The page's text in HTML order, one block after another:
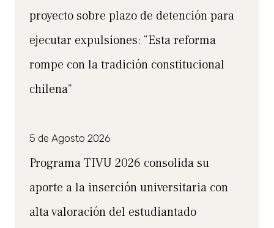
proyecto sobre plazo de detención para
ejecutar expulsiones: “Esta reforma
rompe con la tradición constitucional
chilena”
5 de Agosto 2026
Programa TIVU 2026 consolida su
aporte a la inserción universitaria con
alta valoración del estudiantado